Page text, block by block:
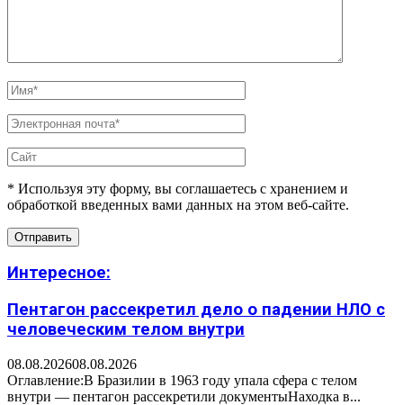
* Используя эту форму, вы соглашаетесь с хранением и
обработкой введенных вами данных на этом веб-сайте.
Интересное:
Пентагон рассекретил дело о падении НЛО с
человеческим телом внутри
08.08.202608.08.2026
Оглавление:В Бразилии в 1963 году упала сфера с телом
внутри — пентагон рассекретили документыНаходка в...